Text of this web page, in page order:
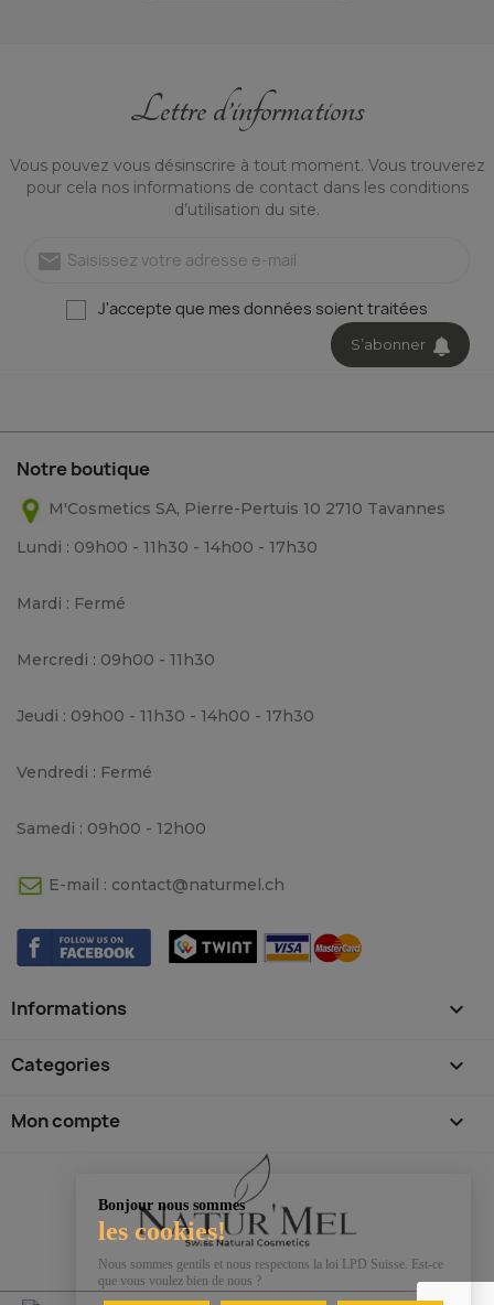
Savon surgras pour une
exfoliation en douceur du
de rose musquée.
9,50 CHF
Lettre d’informations
Vous pouvez vous désinscrire à tout moment. Vous trouverez
pour cela nos informations de contact dans les conditions
d’utilisation du site.
S’abonner
mail
J'accepte que mes données soient traitées
Notre boutique
M'Cosmetics SA, Pierre-Pertuis 10 2710 Tavannes
Lundi : 09h00 - 11h30 - 14h00 - 17h30
Mardi : Fermé
Mercredi : 09h00 - 11h30
Jeudi : 09h00 - 11h30 - 14h00 - 17h30
Vendredi : Fermé
Samedi : 09h00 - 12h00
E-mail : contact@naturmel.ch
Informations 
Categories 
Mon compte 
Bonjour nous sommes
les cookies!
Nous sommes gentils et nous respectons la loi LPD Suisse. Est-ce
que vous voulez bien de nous ?